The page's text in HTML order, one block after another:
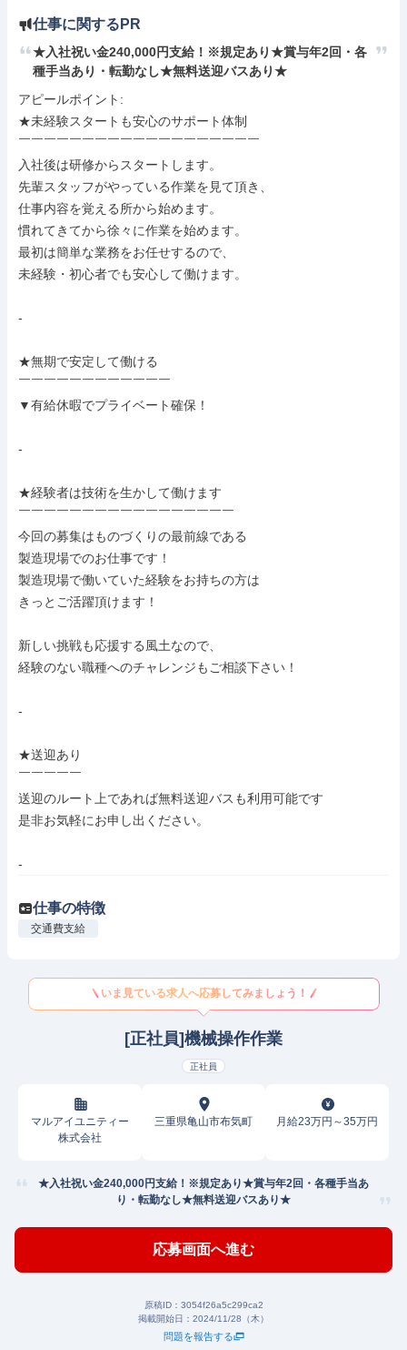
仕事に関するPR
★入社祝い金240,000円支給！※規定あり★賞与年2回・各
種手当あり・転勤なし★無料送迎バスあり★
アピールポイント:
★未経験スタートも安心のサポート体制
￣￣￣￣￣￣￣￣￣￣￣￣￣￣￣￣￣￣￣
入社後は研修からスタートします。
先輩スタッフがやっている作業を見て頂き、
仕事内容を覚える所から始めます。
慣れてきてから徐々に作業を始めます。
最初は簡単な業務をお任せするので、
未経験・初心者でも安心して働けます。
-
★無期で安定して働ける
￣￣￣￣￣￣￣￣￣￣￣￣
▼有給休暇でプライベート確保！
-
★経験者は技術を生かして働けます
￣￣￣￣￣￣￣￣￣￣￣￣￣￣￣￣￣
今回の募集はものづくりの最前線である
製造現場でのお仕事です！
製造現場で働いていた経験をお持ちの方は
きっとご活躍頂けます！
新しい挑戦も応援する風土なので、
経験のない職種へのチャレンジもご相談下さい！
-
★送迎あり
￣￣￣￣￣
送迎のルート上であれば無料送迎バスも利用可能です
是非お気軽にお申し出ください。
-
仕事の特徴
交通費支給
いま見ている求人へ応募してみましょう！
[正社員]機械操作作業
正社員
マルアイユニティー
株式会社
三重県亀山市布気町 月給23万円～35万円
★入社祝い金240,000円支給！※規定あり★賞与年2回・各種手当あ
り・転勤なし★無料送迎バスあり★
応募画面へ進む
原稿ID： 3054f26a5c299ca2
掲載開始日： 2024/11/28（木）
問題を報告する